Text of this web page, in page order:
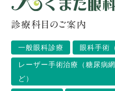
診療科目のご案内
一般眼科診療 眼科手術
レーザー手術治療（糖尿病
ど）